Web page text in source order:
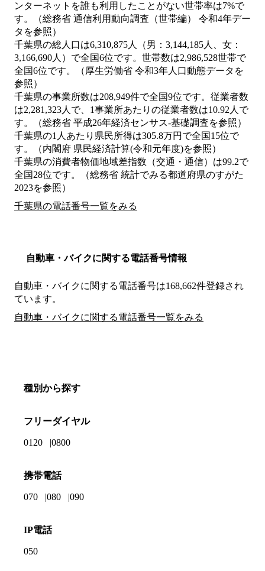
ンターネットを誰も利用したことがない世帯率は7%で
す。（総務省 通信利用動向調査（世帯編） 令和4年デー
タを参照）
千葉県の総人口は6,310,875人（男：3,144,185人、女：
3,166,690人）で全国6位です。世帯数は2,986,528世帯で
全国6位です。（厚生労働省 令和3年人口動態データを
参照）
千葉県の事業所数は208,949件で全国9位です。従業者数
は2,281,323人で、1事業所あたりの従業者数は10.92人で
す。（総務省 平成26年経済センサス‐基礎調査を参照）
千葉県の1人あたり県民所得は305.8万円で全国15位で
す。（内閣府 県民経済計算(令和元年度)を参照）
千葉県の消費者物価地域差指数（交通・通信）は99.2で
全国28位です。（総務省 統計でみる都道府県のすがた
2023を参照）
千葉県の電話番号一覧をみる
自動車・バイクに関する電話番号情報
自動車・バイクに関する電話番号は168,662件登録され
ています。
自動車・バイクに関する電話番号一覧をみる
種別から探す
フリーダイヤル
0120 0800
携帯電話
070 080 090
IP電話
050